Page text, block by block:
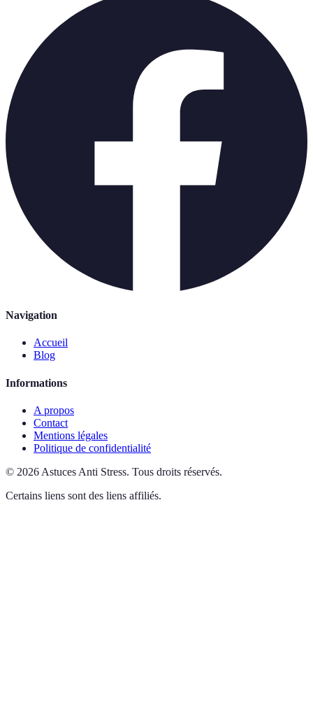
Navigation
Accueil
Blog
Informations
A propos
Contact
Mentions légales
Politique de confidentialité
© 2026 Astuces Anti Stress. Tous droits réservés.
Certains liens sont des liens affiliés.